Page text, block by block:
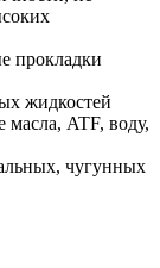
прокладки
жидкостей
ATF, воду,
чугунных